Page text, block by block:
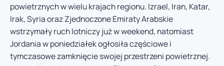
powietrznych w wielu krajach regionu. Izrael, Iran, Katar,
Irak, Syria oraz Zjednoczone Emiraty Arabskie
wstrzymały ruch lotniczy już w weekend, natomiast
Jordania w poniedziałek ogłosiła częściowe i
tymczasowe zamknięcie swojej przestrzeni powietrznej.